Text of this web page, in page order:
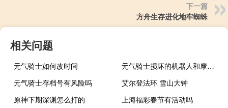
下一篇
方舟生存进化地牢蜘蛛
相关问题
元气骑士如何改时间
元气骑士损坏的机器人和摩托车怎么修
元气骑士存档号有风险吗
艾尔登法环 雪山大钟
原神下期深渊怎么打的
上海福彩春节有活动吗